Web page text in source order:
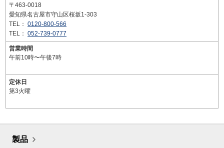
〒463-0018
愛知県名古屋市守山区桜坂1-303
TEL： 0120-800-566
TEL： 052-739-0777
営業時間
午前10時〜午後7時
定休日
第3火曜
製品